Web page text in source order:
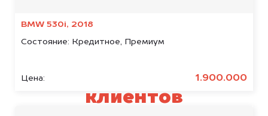
BMW 530i, 2018
Состояние: Кредитное, Премиум
Цена: 1.900.000
Отзывы наших
клиентов